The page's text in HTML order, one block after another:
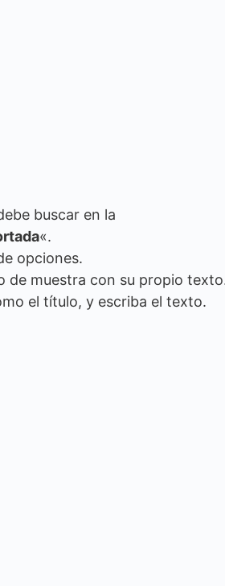
buscar en la
«.
opciones.
de muestra con su propio
el título, y escriba el texto.